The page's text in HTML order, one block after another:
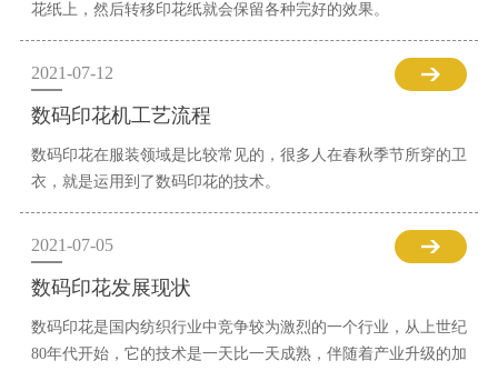
花纸上，然后转移印花纸就会保留各种完好的效果。
2021-07-12
数码印花机工艺流程
数码印花在服装领域是比较常见的，很多人在春秋季节所穿的卫
衣，就是运用到了数码印花的技术。
2021-07-05
数码印花发展现状
数码印花是国内纺织行业中竞争较为激烈的一个行业，从上世纪
80年代开始，它的技术是一天比一天成熟，伴随着产业升级的加